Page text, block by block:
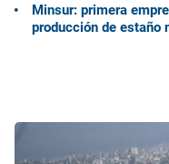
Minsur: primera
producción de estaño